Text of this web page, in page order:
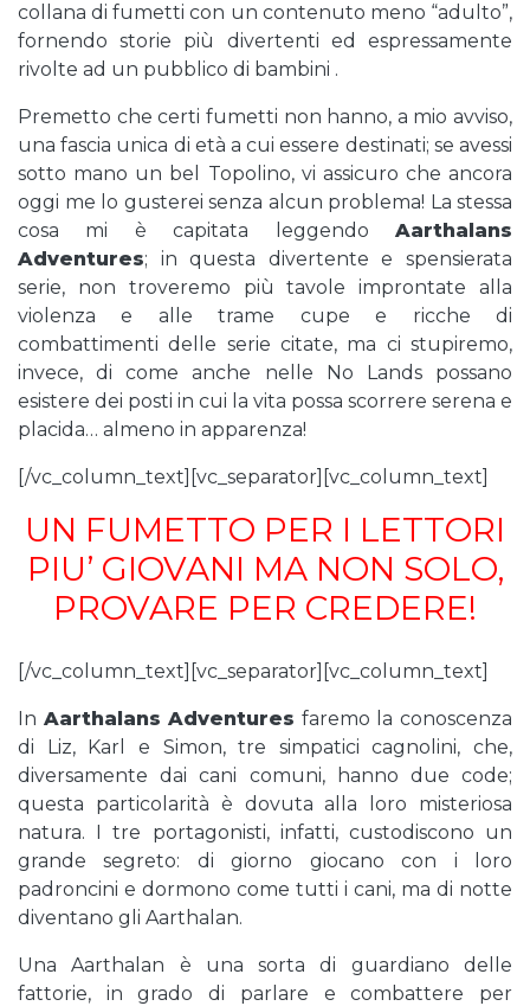
collana di fumetti con un contenuto meno “adulto”,
fornendo storie più divertenti ed espressamente
rivolte ad un pubblico di bambini .
Premetto che certi fumetti non hanno, a mio avviso,
una fascia unica di età a cui essere destinati; se avessi
sotto mano un bel Topolino, vi assicuro che ancora
oggi me lo gusterei senza alcun problema! La stessa
cosa mi è capitata leggendo Aarthalans
Adventures; in questa divertente e spensierata
serie, non troveremo più tavole improntate alla
violenza e alle trame cupe e ricche di
combattimenti delle serie citate, ma ci stupiremo,
invece, di come anche nelle No Lands possano
esistere dei posti in cui la vita possa scorrere serena e
placida… almeno in apparenza!
[/vc_column_text][vc_separator][vc_column_text]
UN FUMETTO PER I LETTORI
PIU’ GIOVANI MA NON SOLO,
PROVARE PER CREDERE!
[/vc_column_text][vc_separator][vc_column_text]
In Aarthalans Adventures faremo la conoscenza
di Liz, Karl e Simon, tre simpatici cagnolini, che,
diversamente dai cani comuni, hanno due code;
questa particolarità è dovuta alla loro misteriosa
natura. I tre portagonisti, infatti, custodiscono un
grande segreto: di giorno giocano con i loro
padroncini e dormono come tutti i cani, ma di notte
diventano gli Aarthalan.
Una Aarthalan è una sorta di guardiano delle
fattorie, in grado di parlare e combattere per